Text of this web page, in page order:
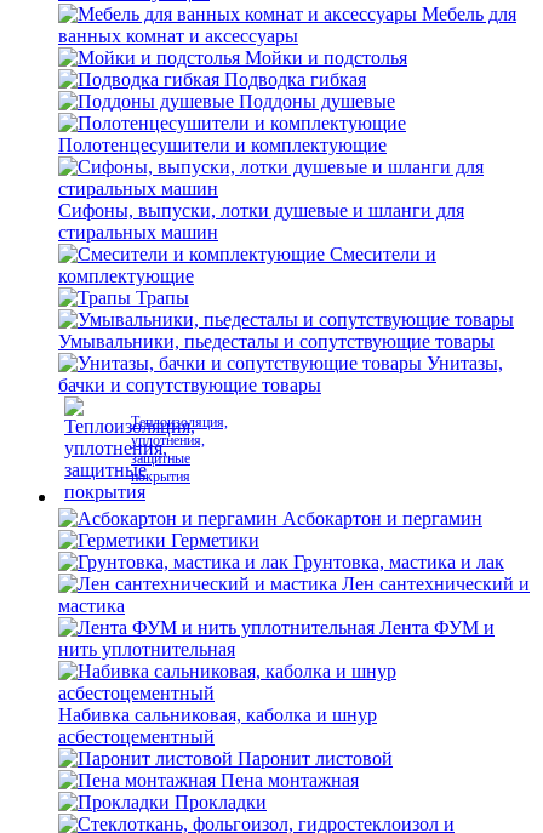
Мебель для
ванных комнат и аксессуары
Мойки и подстолья
Подводка гибкая
Поддоны душевые
Полотенцесушители и комплектующие
Сифоны, выпуски, лотки душевые и шланги для
стиральных машин
Смесители и
комплектующие
Трапы
Умывальники, пьедесталы и сопутствующие товары
Унитазы,
бачки и сопутствующие товары
Теплоизоляция,
уплотнения,
защитные
покрытия
Асбокартон и пергамин
Герметики
Грунтовка, мастика и лак
Лен сантехнический и
мастика
Лента ФУМ и
нить уплотнительная
Набивка сальниковая, каболка и шнур
асбестоцементный
Паронит листовой
Пена монтажная
Прокладки